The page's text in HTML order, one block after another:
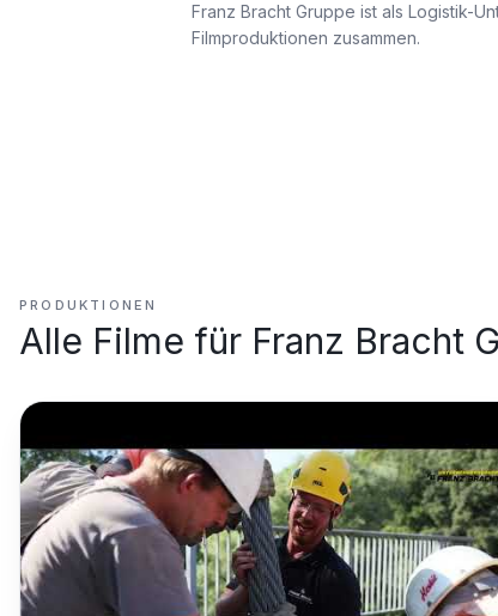
Franz Bracht Gruppe ist als Logistik-
Filmproduktionen zusammen.
PRODUKTIONEN
Alle Filme für Franz Bracht